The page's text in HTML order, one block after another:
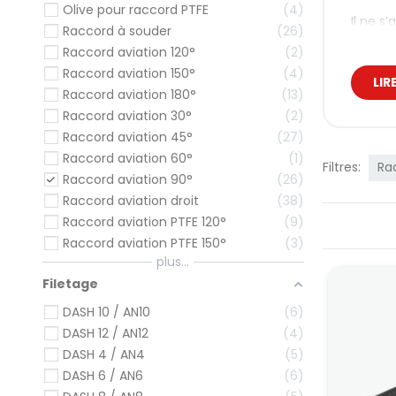
Il ne
Le
Filtres:
Olive pour raccord PTFE
4
Raccord à souder
26
Raccord aviation 120°
2
Raccord aviation 150°
4
Raccord aviation 180°
13
Raccord aviation 30°
2
Raccord aviation 45°
27
Raccord aviation 60°
1
Raccord aviation 90°
26
Raccord aviation droit
38
Raccord aviation PTFE 120°
9
Raccord aviation PTFE 150°
3
plus...
Filetage
DASH 10 / AN10
6
DASH 12 / AN12
4
DASH 4 / AN4
5
DASH 6 / AN6
6